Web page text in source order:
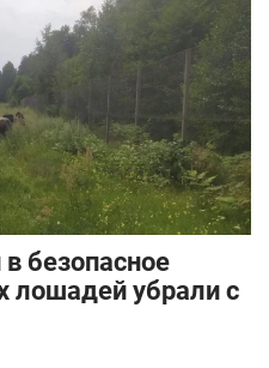
безопасное
лошадей убрали с